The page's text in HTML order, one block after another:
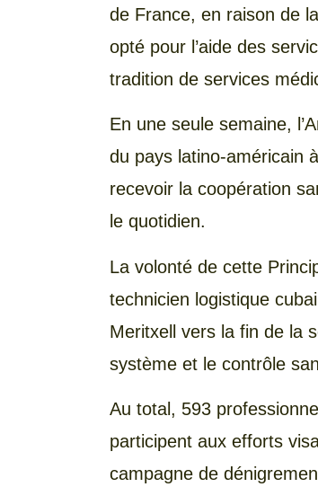
de France, en raison de
opté pour l’aide des
tradition de services
En une seule semaine,
du pays latino-américain
recevoir la coopération
le quotidien.
La volonté de cette
technicien logistique
Meritxell vers la fin de la
système et le contrôle
Au total, 593
participent aux efforts
campagne de